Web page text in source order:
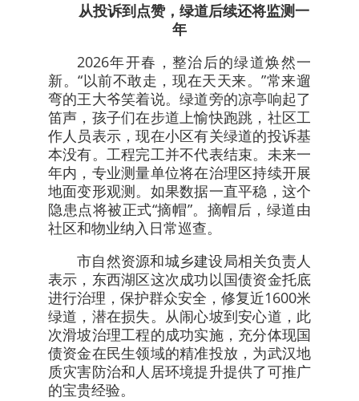
从投诉到点赞，绿道后续还将监测一
年
2026年开春，整治后的绿道焕然一
新。“以前不敢走，现在天天来。”常来遛
弯的王大爷笑着说。绿道旁的凉亭响起了
笛声，孩子们在步道上愉快跑跳，社区工
作人员表示，现在小区有关绿道的投诉基
本没有。工程完工并不代表结束。未来一
年内，专业测量单位将在治理区持续开展
地面变形观测。如果数据一直平稳，这个
隐患点将被正式“摘帽”。摘帽后，绿道由
社区和物业纳入日常巡查。
市自然资源和城乡建设局相关负责人
表示，东西湖区这次成功以国债资金托底
进行治理，保护群众安全，修复近1600米
绿道，潜在损失。从闹心坡到安心道，此
次滑坡治理工程的成功实施，充分体现国
债资金在民生领域的精准投放，为武汉地
质灾害防治和人居环境提升提供了可推广
的宝贵经验。